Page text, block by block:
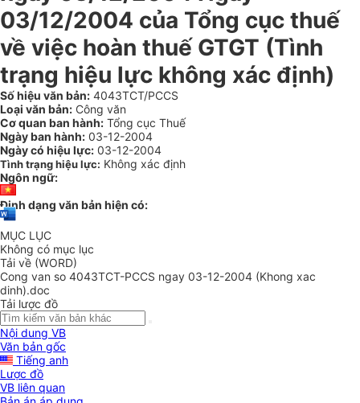
03/12/2004 của Tổng cục thuế
về việc hoàn thuế GTGT (Tình
trạng hiệu lực không xác định)
Số hiệu văn bản: 4043TCT/PCCS
Loại văn bản: Công văn
Cơ quan ban hành: Tổng cục Thuế
Ngày ban hành: 03-12-2004
Ngày có hiệu lực: 03-12-2004
Tình trạng hiệu lực: Không xác định
Ngôn ngữ:
Định dạng văn bản hiện có:
MỤC LỤC
Không có mục lục
Tải về (WORD)
Cong van so 4043TCT-PCCS ngay 03-12-2004 (Khong xac
dinh).doc
Tải lược đồ
Nội dung VB
Văn bản gốc
Tiếng anh
Lược đồ
VB liên quan